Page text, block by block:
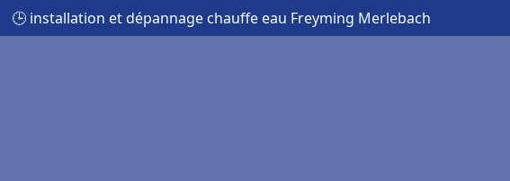
🕒 installation et dépannage chauffe eau Freyming Merlebach